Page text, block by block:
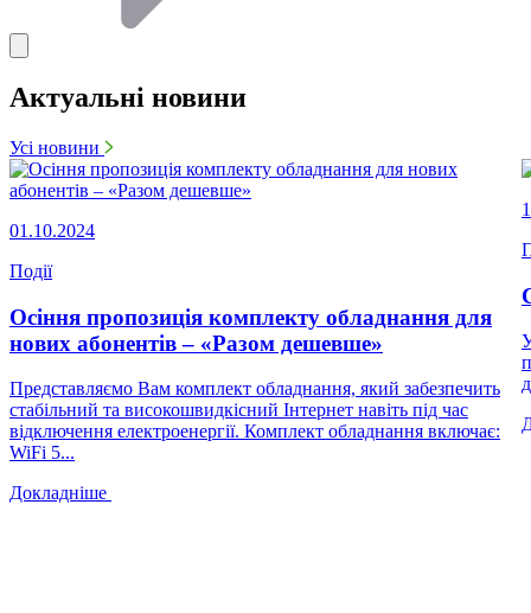
Актуальні новини
Усі новини
01.10.2024
Події
Осіння пропозиція комплекту обладнання для
нових абонентів – «Разом дешевше»
Представляємо Вам комплект обладнання, який забезпечить
стабільний та високошвидкісний Інтернет навіть під час
відключення електроенергії. Комплект обладнання включає:
WiFi 5...
Докладніше